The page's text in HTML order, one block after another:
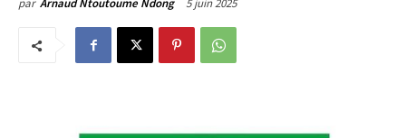
par Arnaud Ntoutoume Ndong 5 juin 2025